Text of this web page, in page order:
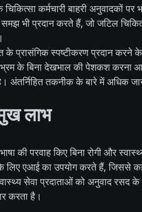
कर्मचारी बाहरी अनुवादकों पर
भी प्रदान करते हैं, जो जटिल
प्रासंगिक स्पष्टीकरण प्रदान करने के
के बिना देखभाल की पेशकश करना
अंतर्निहित तकनीक के बारे में अधिक
लाभ
की परवाह किए बिना रोगी और स्वास्थ्य
एआई का उपयोग करते हैं, जिससे
सेवा प्रदाताओं को अनुवाद रसद के
करता है।